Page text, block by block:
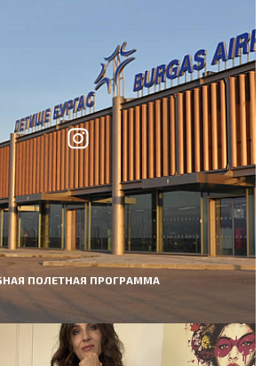
ПОЛЕТНАЯ ПРОГРАММА